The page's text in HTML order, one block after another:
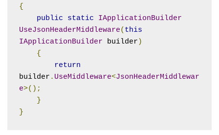
{
public
static
IApplicationBuilder
UseJsonHeaderMiddleware( this
IApplicationBuilder builder )
{
return
builder . UseMiddleware<JsonHeaderMiddlewar
e>();
}
}